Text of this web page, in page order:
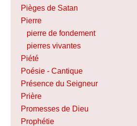
Pièges de Satan
Pierre
pierre de fondement
pierres vivantes
Piété
Poésie - Cantique
Présence du Seigneur
Prière
Promesses de Dieu
Prophétie